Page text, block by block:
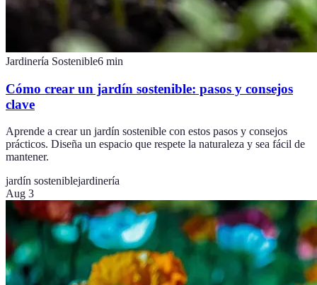
Jardinería Sostenible6 min
Cómo crear un jardín sostenible: pasos y consejos
clave
Aprende a crear un jardín sostenible con estos pasos y consejos
prácticos. Diseña un espacio que respete la naturaleza y sea fácil de
mantener.
jardín sosteniblejardinería
Aug 3